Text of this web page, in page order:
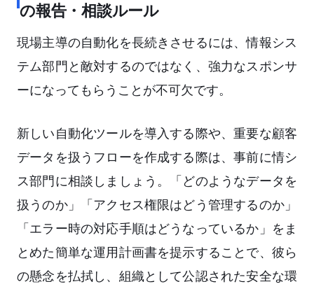
の報告・相談ルール
現場主導の自動化を長続きさせるには、情報シス
テム部門と敵対するのではなく、強力なスポンサ
ーになってもらうことが不可欠です。
新しい自動化ツールを導入する際や、重要な顧客
データを扱うフローを作成する際は、事前に情シ
ス部門に相談しましょう。「どのようなデータを
扱うのか」「アクセス権限はどう管理するのか」
「エラー時の対応手順はどうなっているか」をま
とめた簡単な運用計画書を提示することで、彼ら
の懸念を払拭し、組織として公認された安全な環